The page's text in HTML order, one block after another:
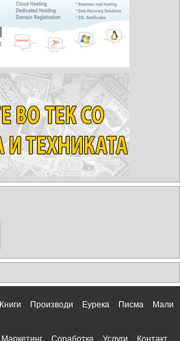
Книги Производи Еурека Писма
Мали